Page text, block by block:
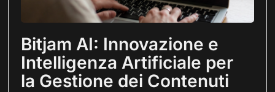
Bitjam AI: Innovazione e
Intelligenza Artificiale per
la Gestione dei Contenuti